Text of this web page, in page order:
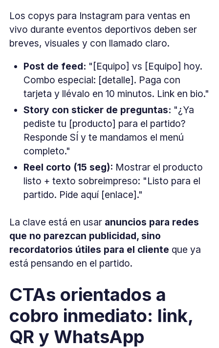
Los copys para Instagram para ventas en
vivo durante eventos deportivos deben ser
breves, visuales y con llamado claro.
Post de feed: "[Equipo] vs [Equipo] hoy.
Combo especial: [detalle]. Paga con
tarjeta y llévalo en 10 minutos. Link en bio."
Story con sticker de preguntas: "¿Ya
pediste tu [producto] para el partido?
Responde SÍ y te mandamos el menú
completo."
Reel corto (15 seg): Mostrar el producto
listo + texto sobreimpreso: "Listo para el
partido. Pide aquí [enlace]."
La clave está en usar anuncios para redes
que no parezcan publicidad, sino
recordatorios útiles para el cliente que ya
está pensando en el partido.
CTAs orientados a
cobro inmediato: link,
QR y WhatsApp